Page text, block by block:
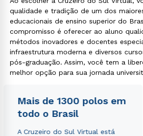
qualidade e tradição de um dos
educacionais de ensino superior do
compromisso é oferecer ao aluno
métodos inovadores e docentes
infraestrutura moderna e diversos
pós-graduação. Assim, você tem a
melhor opção para sua jornada
Mais de 1300 polos em
todo o Brasil
A Cruzeiro do Sul Virtual está
Rápido e fácil
WhatsApp
ou
Estou de acordo com aPolítica de
autorizo que meus dados sejam
envio de conteúdos da Cruzeiro do Sul.